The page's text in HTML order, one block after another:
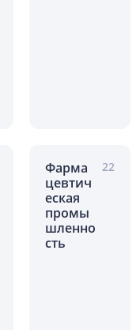
Фарма
цевтич
еская
промы
шленно
сть
22